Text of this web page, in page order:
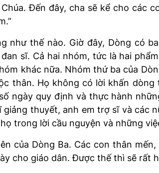
Đến đây, cha sẽ kể cho các
như thế nào. Giờ đây, Dòng có
sĩ. Cả hai nhóm, tức là hai
khác nữa. Nhóm thứ ba của
thân. Họ không có lời khấn dòng
ngày quy định và thực hành
thuyết, anh em trợ sĩ và các
trong lời cầu nguyện và những
của Dòng Ba. Các con thân
cho giáo dân. Được thế thì sẽ rất